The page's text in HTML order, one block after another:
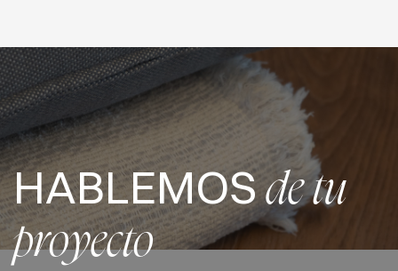
HABLEMOSde tu
proyecto